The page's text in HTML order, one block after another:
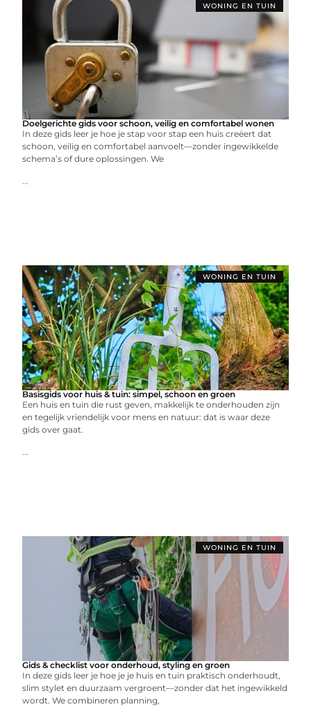
WONING EN TUIN
Doelgerichte gids voor schoon, veilig en comfortabel wonen
In deze gids leer je hoe je stap voor stap een huis creëert dat
schoon, veilig en comfortabel aanvoelt—zonder ingewikkelde
schema’s of dure oplossingen. We
...
WONING EN TUIN
Basisgids voor huis & tuin: simpel, schoon en groen
Een huis en tuin die rust geven, makkelijk te onderhouden zijn
en tegelijk vriendelijk voor mens en natuur: dat is waar deze
gids over gaat.
...
WONING EN TUIN
Gids & checklist voor onderhoud, styling en groen
In deze gids leer je hoe je je huis en tuin praktisch onderhoudt,
slim stylet en duurzaam vergroent—zonder dat het ingewikkeld
wordt. We combineren planning,